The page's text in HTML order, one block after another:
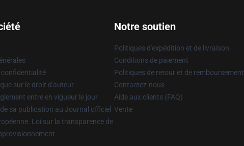
confidentialité
sur le droit d'auteur
entre en vigueur le jour
sa publication au Journal officiel
Loi sur la transparence de
Notre soutien
Politiques d'expédition et de livraison
Conditions de paiement
Politiques de retour et de remboursement
Contactez-nous
Aide aux clients (FAQ)
Vente